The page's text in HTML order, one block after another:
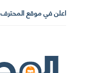
اعلن في موقع المحترف